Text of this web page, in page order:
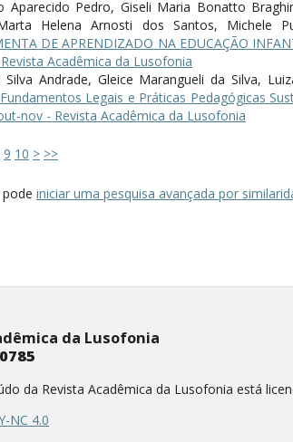
Aparecido Pedro, Giseli Maria Bonatto
Helena Arnosti dos Santos, Michele
DE APRENDIZADO NA EDUCAÇÃO
Acadêmica da Lusofonia
Silva Andrade, Gleice Marangueli da Silva,
Legais e Práticas Pedagógicas
nov - Revista Acadêmica da Lusofonia
9 10 > >>
iniciar uma pesquisa avançada por
da Lusofonia
da Revista Acadêmica da Lusofonia está
NC 4.0